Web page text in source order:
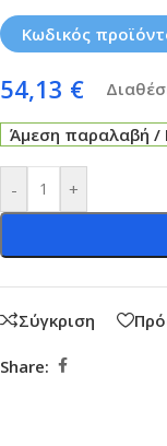
Κωδικός
54,13 €
Άμεση παραλαβή /
- +
Σύγκριση
Share: